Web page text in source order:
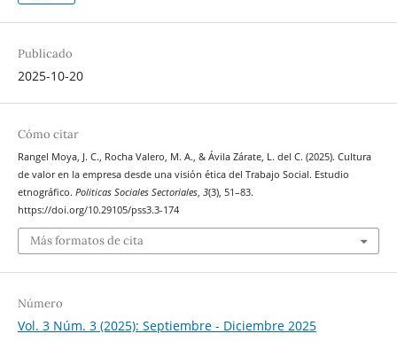
Publicado
2025-10-20
Cómo citar
Rangel Moya, J. C., Rocha Valero, M. A., & Ávila Zárate, L. del C. (2025). Cultura
de valor en la empresa desde una visión ética del Trabajo Social. Estudio
etnográfico. Politicas Sociales Sectoriales, 3(3), 51–83.
https://doi.org/10.29105/pss3.3-174
Más formatos de cita
Número
Vol. 3 Núm. 3 (2025): Septiembre - Diciembre 2025